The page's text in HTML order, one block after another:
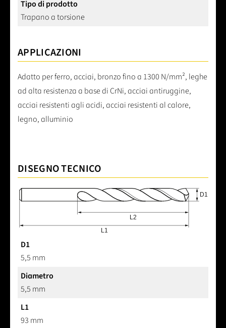
Tipo di prodotto
Trapano a torsione
APPLICAZIONI
Adatto per ferro, acciai, bronzo fino a 1300 N/mm², leghe
ad alta resistenza a base di CrNi, acciai antiruggine,
acciai resistenti agli acidi, acciai resistenti al calore,
legno, alluminio
DISEGNO TECNICO
D1
5,5 mm
Diametro
5,5 mm
L1
93 mm